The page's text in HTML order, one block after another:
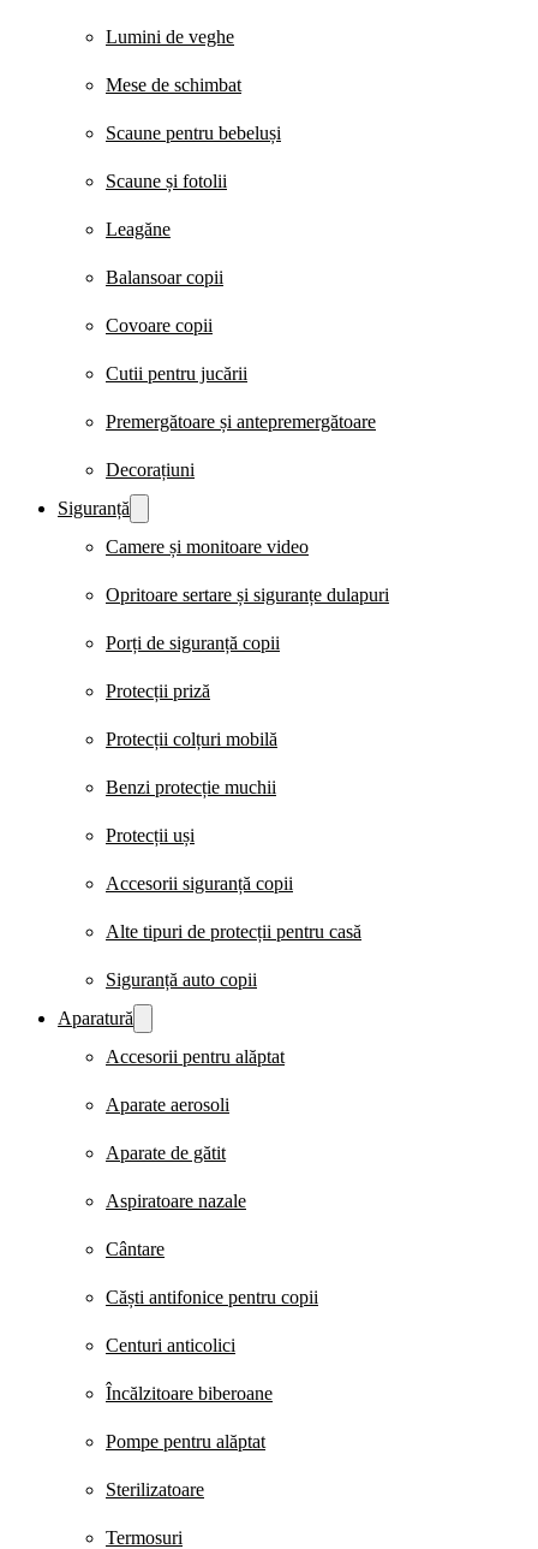
Lumini de veghe
Mese de schimbat
Scaune pentru bebeluși
Scaune și fotolii
Leagăne
Balansoar copii
Covoare copii
Cutii pentru jucării
Premergătoare și antepremergătoare
Decorațiuni
Siguranță
Camere și monitoare video
Opritoare sertare și siguranțe dulapuri
Porți de siguranță copii
Protecții priză
Protecții colțuri mobilă
Benzi protecție muchii
Protecții uși
Accesorii siguranță copii
Alte tipuri de protecții pentru casă
Siguranță auto copii
Aparatură
Accesorii pentru alăptat
Aparate aerosoli
Aparate de gătit
Aspiratoare nazale
Cântare
Căști antifonice pentru copii
Centuri anticolici
Încălzitoare biberoane
Pompe pentru alăptat
Sterilizatoare
Termosuri